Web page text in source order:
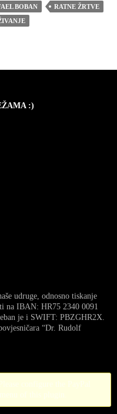
BOBAN
RATNE ŽRTVE
:)
udruge, odnosno tiskanje
na IBAN: HR75 2340 0091
je i SWIFT: PBZGHR2X.
“Dr. Rudolf